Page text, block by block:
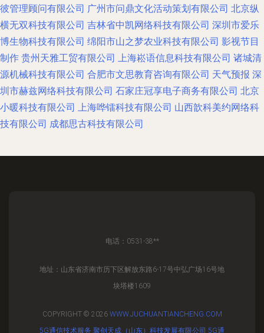
彼管理顾问有限公司 广州市问鼎文化活动策划有限公司 北京纵
横无双科技有限公司 吉林省中凯网络科技有限公司 深圳市爱乐
博生物科技有限公司 绵阳市山之梦农业科技有限公司 影视节目
制作 贵州天雅工贸有限公司 上海崧语信息科技有限公司 诸城清
源机械科技有限公司 合肥市文思教育咨询有限公司 天气预报 深
圳市赫兹网络科技有限公司 石家庄冠享电子商务有限公司 北京
小暖科技有限公司 上海哗镭科技有限公司 山西歆科美约网络科
技有限公司 成都思古科技有限公司
电话：0531-38**
地址：山东省济南市历下区解放东路6-17号中弘广场16号地
块塔楼1609
COPYRIGHT © 2026 WWW.JUCHUANTIANCHENG.COM
5G通信技术服务 聚创天成（山东）科技发展有限公司 5G通